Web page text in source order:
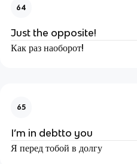
64
Just the opposite!
Как раз наоборот!
65
I’m in debtto you
Я перед тобой в долгу